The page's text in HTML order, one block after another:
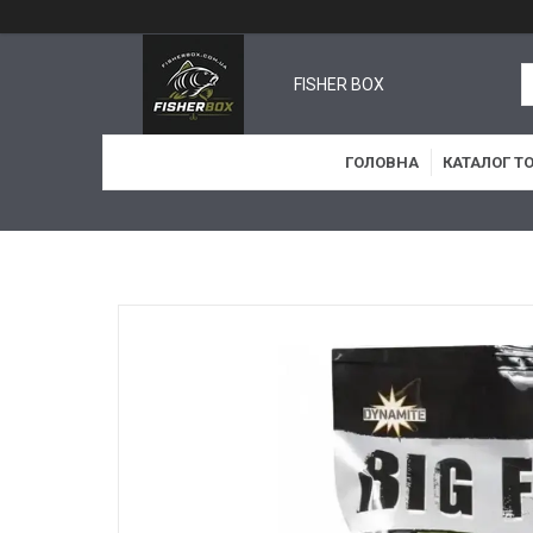
FISHER BOX
ГОЛОВНА КАТАЛОГ